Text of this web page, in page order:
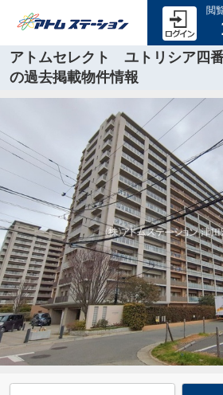
閲
アトムセレクト ユトリシア四
の過去掲載物件情報